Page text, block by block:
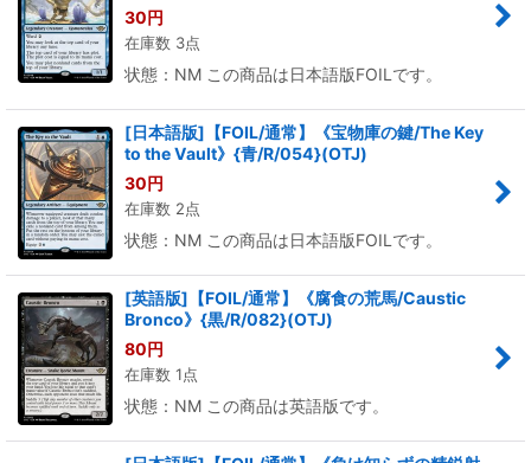
30円
在庫数 3点
状態：NM この商品は日本語版FOILです。
[日本語版]【FOIL/通常】《宝物庫の鍵/The Key
to the Vault》{青/R/054}(OTJ)
30円
在庫数 2点
状態：NM この商品は日本語版FOILです。
[英語版]【FOIL/通常】《腐食の荒馬/Caustic
Bronco》{黒/R/082}(OTJ)
80円
在庫数 1点
状態：NM この商品は英語版です。